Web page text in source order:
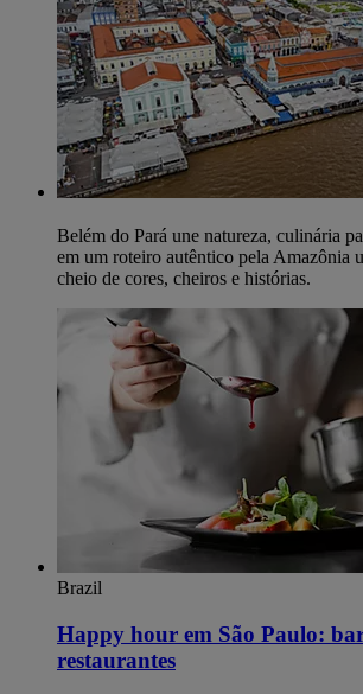
Belém do Pará une natureza, culinária
em um roteiro autêntico pela Amazônia
cheio de cores, cheiros e histórias.
Brazil
Happy hour em São Paulo:
restaurantes